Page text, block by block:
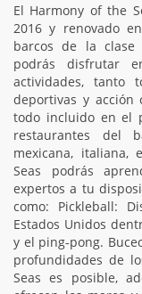
El Harmony of the
2016 y renovado
barcos de la clase
podrás disfrutar
actividades, tanto
deportivas y acción
todo incluido en el
restaurantes del
mexicana, italiana,
Seas podrás
expertos a tu
como: Pickleball:
Estados Unidos
y el ping-pong.
profundidades de
Seas es posible,